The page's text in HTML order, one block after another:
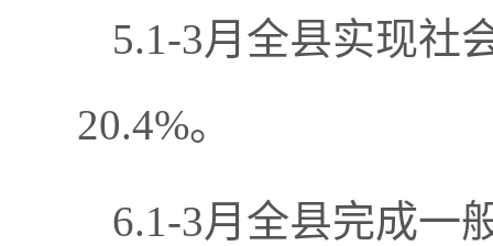
5.1-3月全县实现社
20.4%。
6.1-3月全县完成一